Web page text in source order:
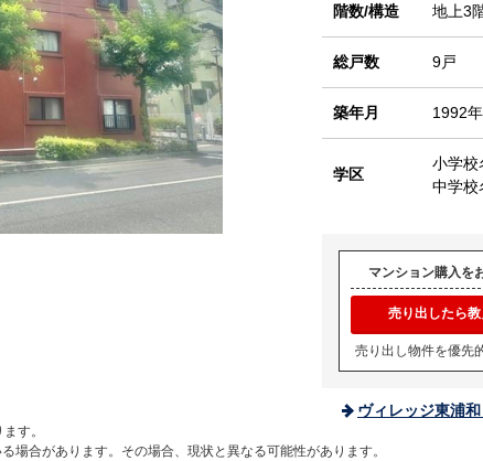
階数/構造 地上3
総戸数 9戸
築年月 1992
学区
小学校
中学校
マンション購入を
売り出したら教
売り出し物件を優先
ヴィレッジ東浦
す。
場合があります。その場合、現状と異なる可能性があります。